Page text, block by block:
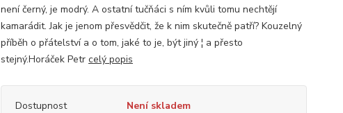
není černý, je modrý. A ostatní tučňáci s ním kvůli tomu nechtějí
kamarádit. Jak je jenom přesvědčit, že k nim skutečně patří? Kouzelný
příběh o přátelství a o tom, jaké to je, být jiný ¦ a přesto
stejný.Horáček Petr celý popis
Dostupnost
Není skladem